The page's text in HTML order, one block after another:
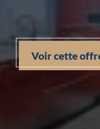
Voir cette